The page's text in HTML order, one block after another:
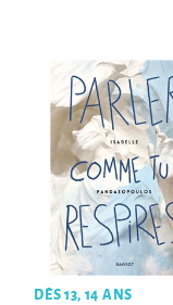
DÈS 13, 14 ANS